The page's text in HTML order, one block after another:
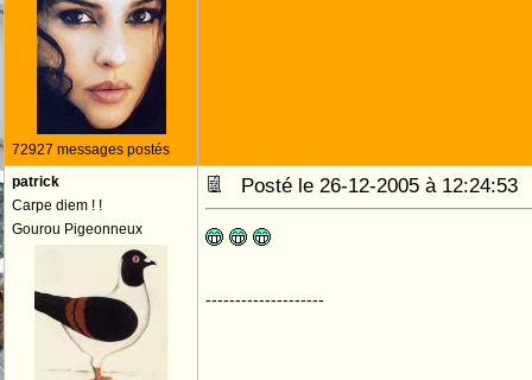
72927 messages postés
patrick
Carpe diem ! !
Gourou Pigeonneux
Posté le 26-12-2005 à
--------------------